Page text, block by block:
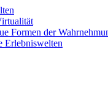
Formen der
Erlebniswelten